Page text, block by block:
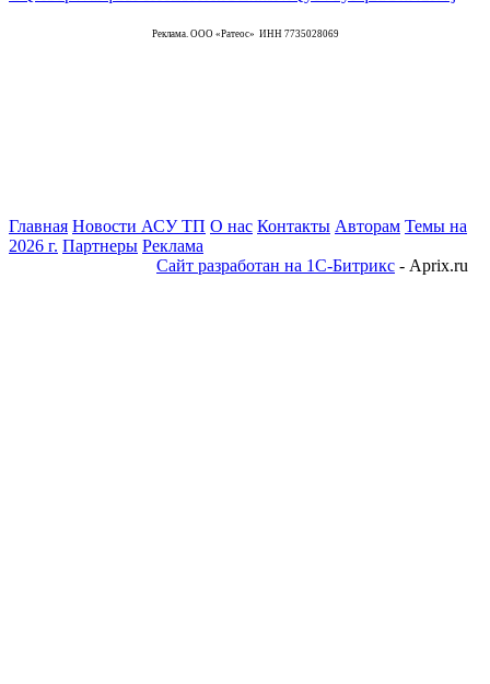
Реклама. ООО «Ратеос» ИНН 7735028069
Главная Новости АСУ ТП О нас Контакты Авторам Темы на
2026 г. Партнеры Реклама
Сайт разработан на 1С-Битрикс - Aprix.ru